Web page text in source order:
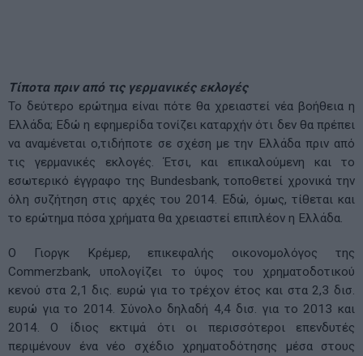
Τίποτα πριν από τις γερμανικές εκλογές
Το δεύτερο ερώτημα είναι πότε θα χρειαστεί νέα βοήθεια η
Ελλάδα; Εδώ η εφημερίδα τονίζει καταρχήν ότι δεν θα πρέπει
να αναμένεται ο,τιδήποτε σε σχέση με την Ελλάδα πριν από
τις γερμανικές εκλογές. Έτσι, και επικαλούμενη και το
εσωτερικό έγγραφο της Bundesbank, τοποθετεί χρονικά την
όλη συζήτηση στις αρχές του 2014. Εδώ, όμως, τίθεται και
το ερώτημα πόσα χρήματα θα χρειαστεί επιπλέον η Ελλάδα.
Ο Γιοργκ Κρέμερ, επικεφαλής οικονομολόγος της
Commerzbank, υπολογίζει το ύψος του χρηματοδοτικού
κενού στα 2,1 δις. ευρώ για το τρέχον έτος και στα 2,3 δισ.
ευρώ για το 2014. Σύνολο δηλαδή 4,4 δισ. για το 2013 και
2014. Ο ίδιος εκτιμά ότι οι περισσότεροι επενδυτές
περιμένουν ένα νέο σχέδιο χρηματοδότησης μέσα στους